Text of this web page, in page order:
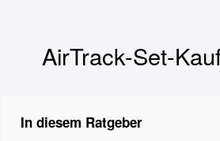
AirTrack-Set-
In diesem Ratgeber